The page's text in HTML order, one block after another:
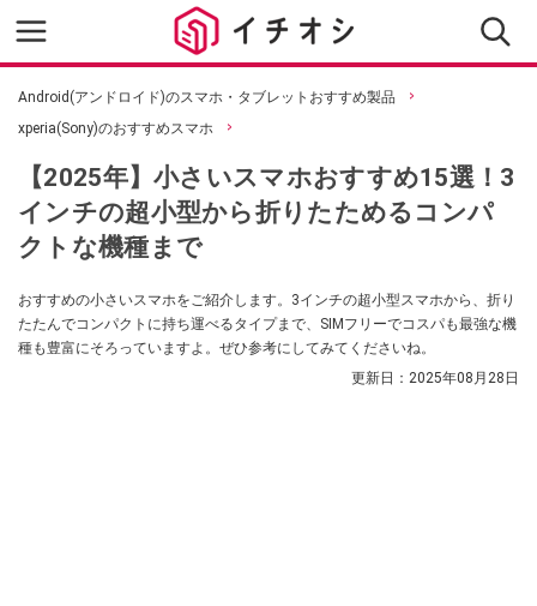
Android(アンドロイド)のスマホ・タブレットおすすめ製品
xperia(Sony)のおすすめスマホ
【2025年】小さいスマホおすすめ15選！3
インチの超小型から折りたためるコンパ
クトな機種まで
おすすめの小さいスマホをご紹介します。3インチの超小型スマホから、折り
たたんでコンパクトに持ち運べるタイプまで、SIMフリーでコスパも最強な機
種も豊富にそろっていますよ。ぜひ参考にしてみてくださいね。
更新日： 2025年08月28日